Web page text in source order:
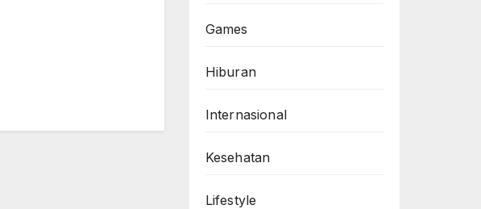
Games
Hiburan
Internasional
Kesehatan
Lifestyle